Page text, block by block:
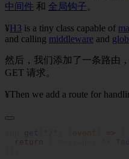
中间件 和 全局钩子。
¥H3 is a tiny class capable of
and calling middleware and
然后，我们添加了一条路由
GET 请求。
¥Then we add a route for
event =>
  return